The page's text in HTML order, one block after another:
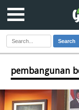
Search
pembangunan